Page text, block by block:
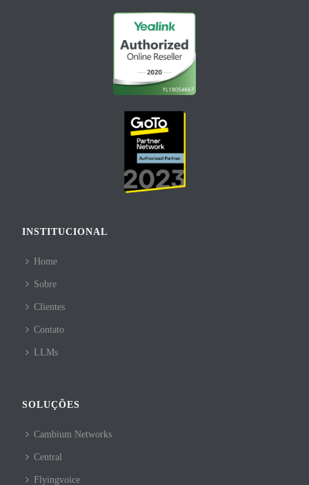
INSTITUCIONAL
Home
Sobre
Clientes
Contato
LLMs
SOLUÇÕES
Cambium Networks
Central
Flyingvoice